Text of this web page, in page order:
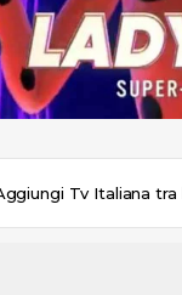
Tv Italiana